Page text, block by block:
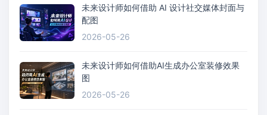
未来设计师如何借助 AI 设计社交媒体封面与
配图
2026-05-26
未来设计师如何借助AI生成办公室装修效果
图
2026-05-26